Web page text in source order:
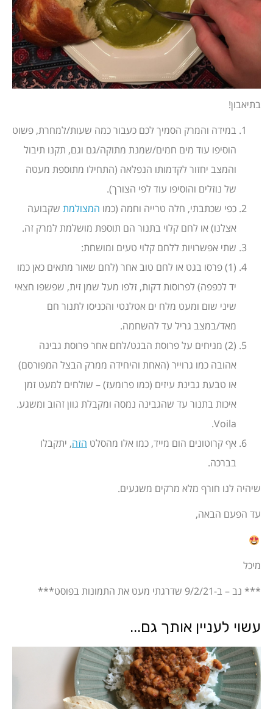
בתיאבון!
במידה והמרק הסמיך לכם כעבור כמה שעות/למחרת, פשוט
הוסיפו עוד מים חמים/שמנת מתוקה/גם וגם, תקנו תיבול
והמצב יחזור לקדמותו הנפלאה (התחילו מתוספת מעטה
של נוזלים והוסיפו עוד לפי הצורך).
כפי שכתבתי, חלה טרייה וחמה (כמו המצולמת שקבועה
אצלנו) או לחם קלוי בתנור הם תוספת מושלמת למרק זה.
שתי אפשרויות ללחם קלוי טעים ומושחת:
(1) פרסו בגט או לחם טוב אחר (לחם שאור מתאים כאן כמו
יד לכפפה) לפרוסות דקות, זלפו מעל שמן זית, שפשפו חצאי
שיני שום ומעט מלח ים אטלנטי והכניסו לתנור חם
מאד/במצב גריל עד להשחמה.
(2) מניחים על פרוסת הבגט/לחם אחר פרוסת גבינה
אהובה כמו גרוייר (האחת והיחידה ממרק הבצל המפורסם)
או טבעת גבינת עיזים (כמו פרומעז) – שולחים למעט זמן
איכות בתנור עד שהגבינה נמסה ומקבלת גוון זהוב ומשגע.
Voila.
אף קרוטונים הום מייד, כמו אלו מהסלט הזה, יתקבלו
בברכה.
שיהיה לנו חורף מלא מרקים משגעים.
עד הפעם הבאה,
מיכל
*** נב – ב-9/2/21 שדרגתי מעט את התמונות בפוסט***
עשוי לעניין אותך גם...